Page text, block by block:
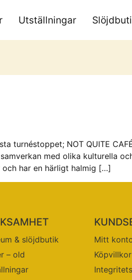
Utställningar
NOT QUITE CAFÉ
med olika kulturella
och har en härligt halmig […]
& slöjdbutik
– old
Mitt
Köpvillkor